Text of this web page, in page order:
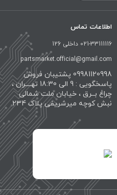
اطلاعات تماس
021-33111116 داخلی 126
partsmarket.official@gmail.com
09981120998 پشتیبان فروش
پاسخگویی : 9 الی 18:30 تهــــران ،
چراغ بــرق ، خیابان ملت شمالی
نبش کوچه میرشریفی پلاک 234